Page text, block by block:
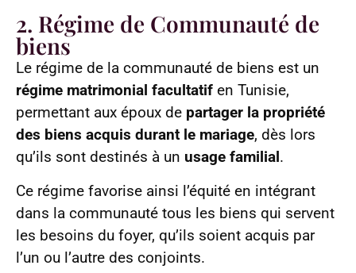
2. Régime de Communauté de
biens
Le régime de la communauté de biens est un
régime matrimonial facultatif en Tunisie,
permettant aux époux de partager la propriété
des biens acquis durant le mariage, dès lors
qu’ils sont destinés à un usage familial.
Ce régime favorise ainsi l’équité en intégrant
dans la communauté tous les biens qui servent
les besoins du foyer, qu’ils soient acquis par
l’un ou l’autre des conjoints.